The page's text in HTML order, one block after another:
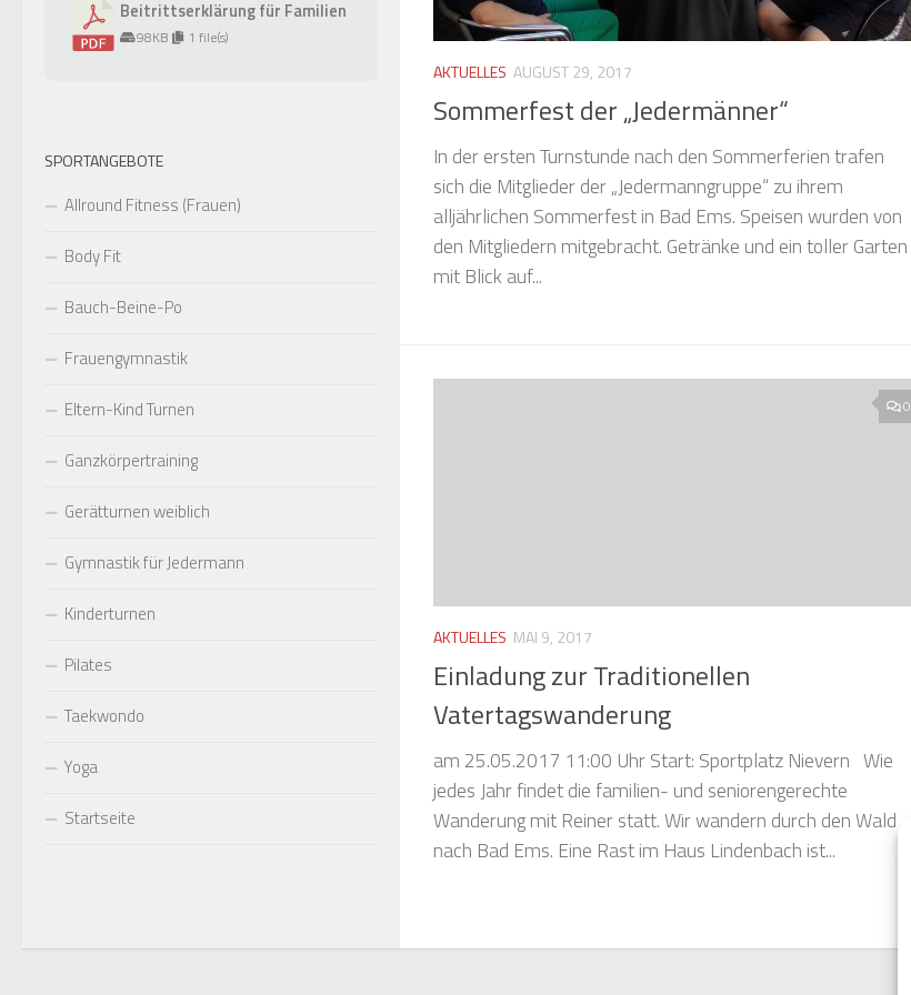
AKTUELLES AUGUST 29, 2017
Sommerfest der „Jedermänner“
In der ersten Turnstunde nach den Sommerferien trafen
sich die Mitglieder der „Jedermanngruppe“ zu ihrem
alljährlichen Sommerfest in Bad Ems. Speisen wurden von
den Mitgliedern mitgebracht. Getränke und ein toller Garten
mit Blick auf...
0
AKTUELLES MAI 9, 2017
Einladung zur Traditionellen
Vatertagswanderung
am 25.05.2017 11:00 Uhr Start: Sportplatz Nievern Wie
jedes Jahr findet die familien- und seniorengerechte
Wanderung mit Reiner statt. Wir wandern durch den Wald
nach Bad Ems. Eine Rast im Haus Lindenbach ist...
Beitrittserklärung für Familien
98KB 1 file(s)
SPORTANGEBOTE
Allround Fitness (Frauen)
Body Fit
Bauch-Beine-Po
Frauengymnastik
Eltern-Kind Turnen
Ganzkörpertraining
Gerätturnen weiblich
Gymnastik für Jedermann
Kinderturnen
Pilates
Taekwondo
Yoga
Startseite